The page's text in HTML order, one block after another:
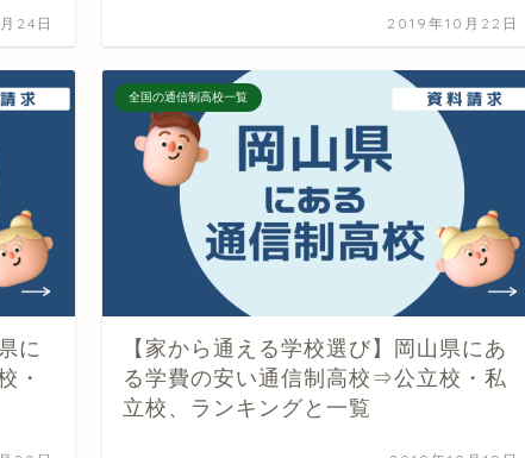
24日 2019年10月22日
に
・
全国の通信制高校一覧
【家から通える学校選び】岡山県にあ
る学費の安い通信制高校⇒公立校・私
立校、ランキングと一覧